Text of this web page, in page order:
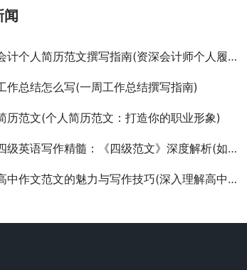
闻
个人简历范文撰写指南(资深会计师个人履历撰写技巧与模板示例)
作总结怎么写(一周工作总结撰写指南)
历范文(个人简历范文：打造你的职业形象)
写作精髓：《四级范文》深度解析(如何通过《四级范文》提升英语四级写作技能与策略)
文范文的魅力与写作技巧(深入理解高中优秀作文范例的写作精髓与实战策略)